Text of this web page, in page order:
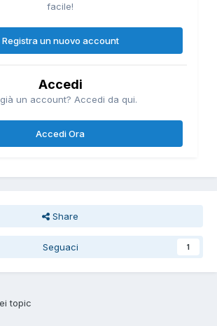
facile!
Registra un nuovo account
Accedi
un account? Accedi da qui.
Accedi Ora
Share
Seguaci 1
topic